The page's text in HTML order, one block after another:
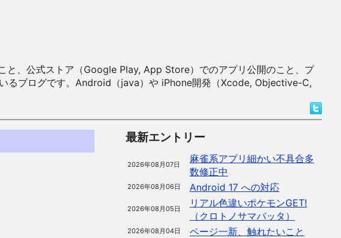
と、公式ストア（Google Play, App Store）でのアプリ公開のこと、プ
るブログです。Android（java）や iPhone開発（Xcode, Objective-C,
最新エントリー
2026年08月07日
麻雀系アプリ細かい不具合多
数修正中
2026年08月06日 Android 17 への対応
2026年08月05日
リアル色違いポケモンGET!
（クロトノサマバッタ）
2026年08月04日 ページ一新、触れたいこと